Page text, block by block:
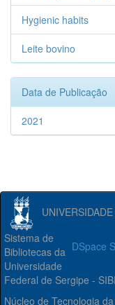
Hygienic habits
Leite bovino
Data de Publicação
2021
DSpace
Sistema de
Bibliotecas da
Universidade
Federal de Sergipe -
Núcleo de Tecnologia